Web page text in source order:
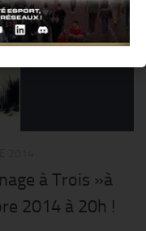
à Trois »à
2014 à 20h !